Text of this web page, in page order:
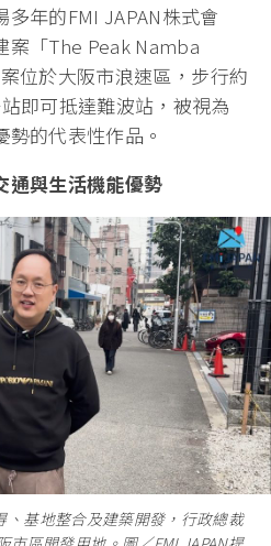
年的FMI JAPAN株式會
案「The Peak Namba
位於大阪市浪速區，步行約
即可抵達難波站，被視為
的代表性作品。
與生活機能優勢
、基地整合及建築開發，行政總裁